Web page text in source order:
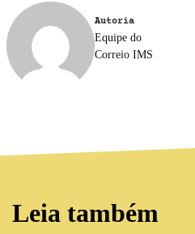
Autoria
Equipe do
Correio IMS
Leia também